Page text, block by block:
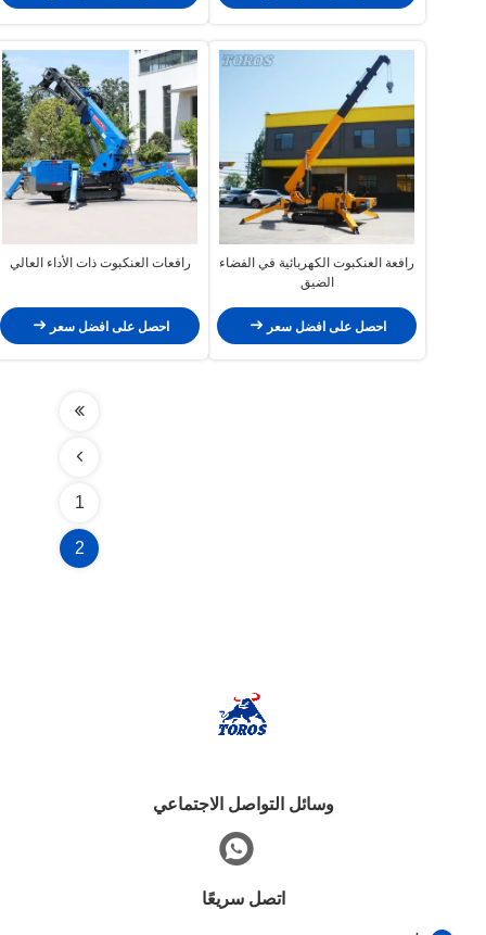
رافعة العنكبوت الكهربائية في الفضاء
الضيق
احصل على افضل سعر
رافعات العنكبوت ذات الأداء العالي
احصل على افضل سعر
1
2
وسائل التواصل الاجتماعي
اتصل سريعًا